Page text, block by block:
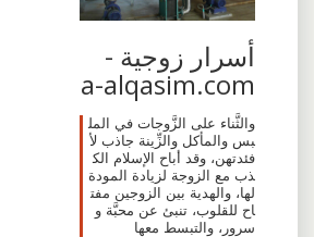
أسرار زوجية -
a-alqasim.com
والثَّناء على الزَّوجات في المل
بس والمأكل والزِّينة جاذب لأ
فئدتهن، وقد أباح الإسلام الك
ذب مع الزوجة لزيادة المودة
لها، والهدية بين الزوجين مفت
اح للقلوب، تنبئ عن محبَّة و
سرور، والتبسط معها